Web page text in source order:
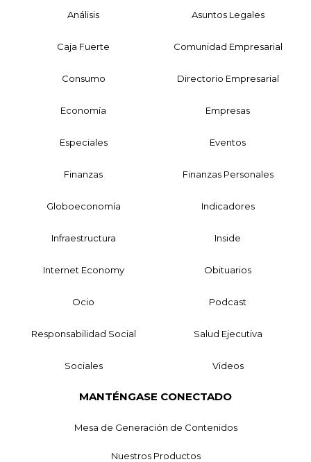
Análisis Asuntos Legales
Caja Fuerte Comunidad Empresarial
Consumo Directorio Empresarial
Economía Empresas
Especiales Eventos
Finanzas Finanzas Personales
Globoeconomía Indicadores
Infraestructura Inside
Internet Economy Obituarios
Ocio Podcast
Responsabilidad Social Salud Ejecutiva
Sociales Videos
MANTÉNGASE CONECTADO
Mesa de Generación de Contenidos
Nuestros Productos